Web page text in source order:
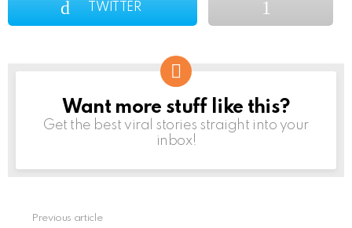
TWITTER
NEWSLETTER
Want more stuff like this?
Get the best viral stories straight into your
inbox!
Previous article